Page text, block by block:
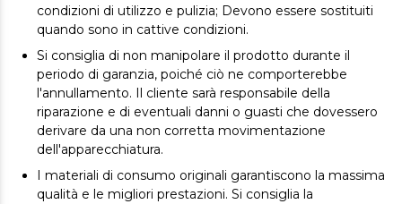
condizioni di utilizzo e pulizia; Devono essere sostituiti
quando sono in cattive condizioni.
Si consiglia di non manipolare il prodotto durante il
periodo di garanzia, poiché ciò ne comporterebbe
l'annullamento. Il cliente sarà responsabile della
riparazione e di eventuali danni o guasti che dovessero
derivare da una non corretta movimentazione
dell'apparecchiatura.
I materiali di consumo originali garantiscono la massima
qualità e le migliori prestazioni. Si consiglia la